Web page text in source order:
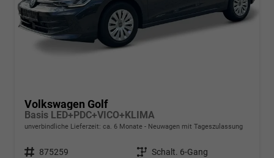
Volkswagen Golf
Basis LED+PDC+VICO+KLIMA
unverbindliche Lieferzeit: ca. 6 Monate Neuwagen mit Tageszulassung
Fahrzeugnr. 875259 Getriebe Schalt. 6-Gang